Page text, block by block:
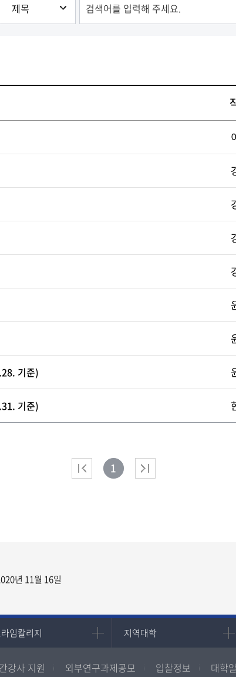
기준)
기준)
1
년 11월 16일
임칼리지
임칼리지
교육과정
지역대학
지역대학
서울지역대학
강사 지원 외부연구과제공모 입찰정보 대학